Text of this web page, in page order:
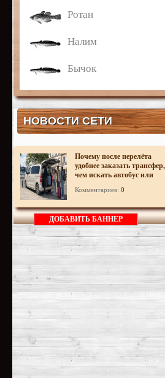
Ротан
Налим
Бычок
НОВОСТИ СЕТИ
Почему после перелёта
удобнее заказать трансфер,
чем искать автобус или
Комментариев:0
ДОБАВИТЬ БАННЕР